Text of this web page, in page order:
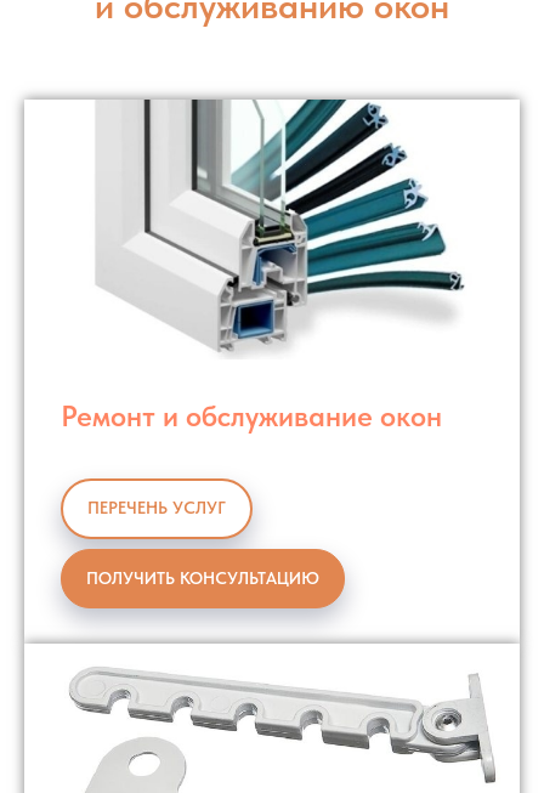
Ремонт и обслуживание окон
ПЕРЕЧЕНЬ УСЛУГ
ПОЛУЧИТЬ КОНСУЛЬТАЦИЮ